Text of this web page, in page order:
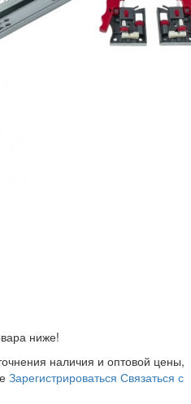
ниже!
наличия и оптовой цены,
Зарегистрироваться Связаться с